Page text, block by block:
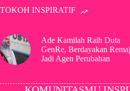
TOKOH INSPIRATIF
Ade Kamilah Raih Duta
GenRe, Berdayakan
Jadi Agen Perubahan